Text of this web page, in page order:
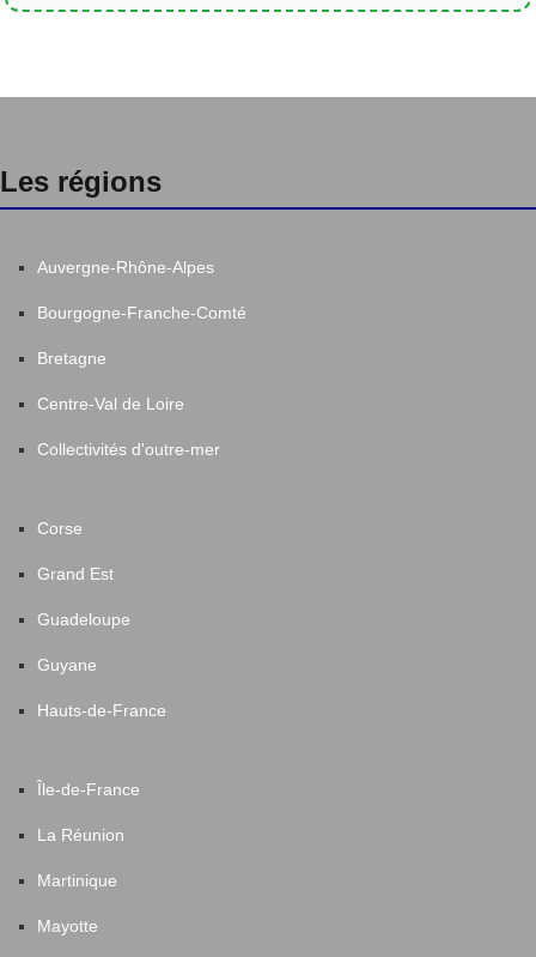
Les régions
Auvergne-Rhône-Alpes
Bourgogne-Franche-Comté
Bretagne
Centre-Val de Loire
Collectivités d'outre-mer
Corse
Grand Est
Guadeloupe
Guyane
Hauts-de-France
Île-de-France
La Réunion
Martinique
Mayotte